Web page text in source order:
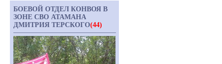
БОЕВОЙ ОТДЕЛ КОНВОЯ В
ЗОНЕ СВО АТАМАНА
ДМИТРИЯ ТЕРСКОГО(44)